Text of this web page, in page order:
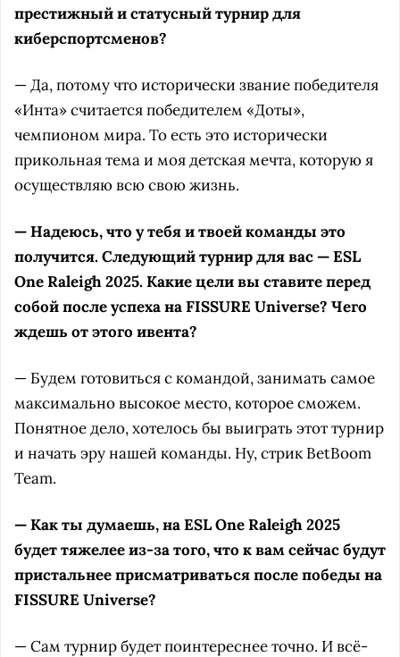
престижный и статусный турнир для
киберспортсменов?
— Да, потому что исторически звание победителя
«Инта» считается победителем «Доты»,
чемпионом мира. То есть это исторически
прикольная тема и моя детская мечта, которую я
осуществляю всю свою жизнь.
— Надеюсь, что у тебя и твоей команды это
получится. Следующий турнир для вас — ESL
One Raleigh 2025. Какие цели вы ставите перед
собой после успеха на FISSURE Universe? Чего
ждешь от этого ивента?
— Будем готовиться с командой, занимать самое
максимально высокое место, которое сможем.
Понятное дело, хотелось бы выиграть этот турнир
и начать эру нашей команды. Ну, стрик BetBoom
Team.
— Как ты думаешь, на ESL One Raleigh 2025
будет тяжелее из-за того, что к вам сейчас будут
пристальнее присматриваться после победы на
FISSURE Universe?
— Сам турнир будет поинтереснее точно. И всё-